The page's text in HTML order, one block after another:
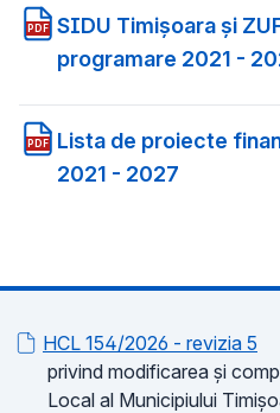
PDF
SIDU Timișoara și
programare 2021 -
PDF
Lista de proiecte
2021 - 2027
HCL 154/2026 - revizia 5
privind modificarea și
Local al Municipiului